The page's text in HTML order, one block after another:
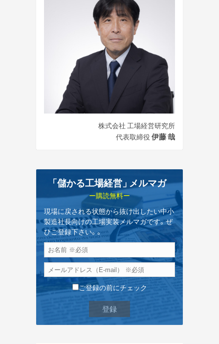
株式会社 工場経営研究所
代表取締役 伊藤 哉
「儲かる工場経営」 メルマガ
ー購読無料ー
現場に戻される状態から抜け出したい中小
製造社長向けの工場実装メルマガです。ぜ
ひご登録下さい。。
ご登録の前にチェック